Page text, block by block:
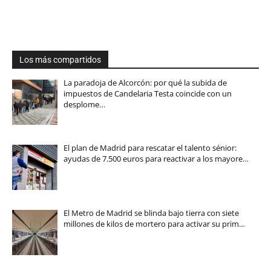
Los más compartidos
La paradoja de Alcorcón: por qué la subida de
impuestos de Candelaria Testa coincide con un
desplome…
El plan de Madrid para rescatar el talento sénior:
ayudas de 7.500 euros para reactivar a los mayore…
El Metro de Madrid se blinda bajo tierra con siete
millones de kilos de mortero para activar su prim…